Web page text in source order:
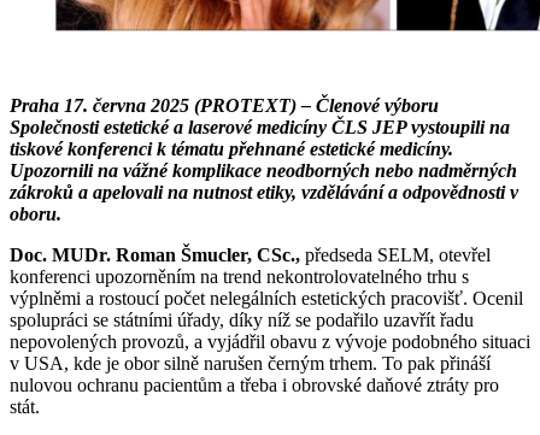
Praha 17. června 2025 (PROTEXT) – Členové výboru
Společnosti estetické a laserové medicíny ČLS JEP vystoupili na
tiskové konferenci k tématu přehnané estetické medicíny.
Upozornili na vážné komplikace neodborných nebo nadměrných
zákroků a apelovali na nutnost etiky, vzdělávání a odpovědnosti v
oboru.
Doc. MUDr. Roman Šmucler, CSc., předseda SELM, otevřel
konferenci upozorněním na trend nekontrolovatelného trhu s
výplněmi a rostoucí počet nelegálních estetických pracovišť. Ocenil
spolupráci se státními úřady, díky níž se podařilo uzavřít řadu
nepovolených provozů, a vyjádřil obavu z vývoje podobného situaci
v USA, kde je obor silně narušen černým trhem. To pak přináší
nulovou ochranu pacientům a třeba i obrovské daňové ztráty pro
stát.